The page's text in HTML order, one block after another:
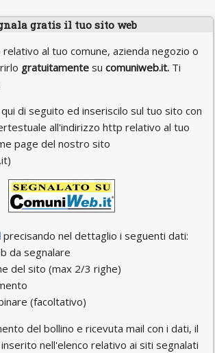
gratis il tuo sito web
relativo al tuo comune, azienda negozio o
gratuitamentesu comuniweb.it.Ti
di seguito ed inseriscilo sul tuo sito con
all'indirizzo http relativo al tuo
page del nostro sito
precisando nel dettaglio i seguenti dati:
da segnalare
del sito (max 2/3 righe)
(facoltativo)
del bollino e ricevuta mail con i dati, il
nell'elenco relativo ai siti segnalati